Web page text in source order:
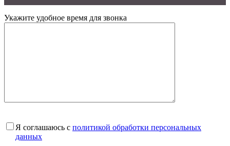
Укажите удобное время для звонка
Я соглашаюсь с политикой обработки персональных
данных